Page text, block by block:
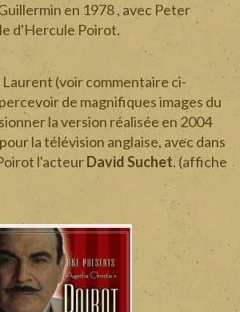
en 1978 , avec Peter
d'Hercule Poirot.
Laurent (voir commentaire ci-
de magnifiques images du
la version réalisée en 2004
pour la télévision anglaise, avec dans
l'acteurDavid Suchet. (affiche